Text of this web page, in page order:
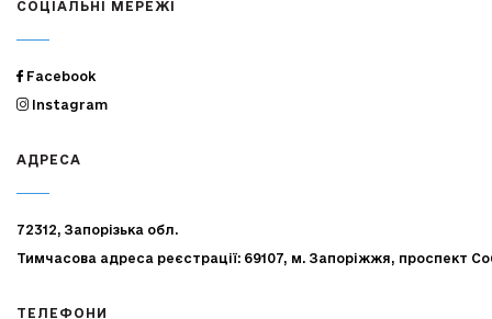
СОЦІАЛЬНІ МЕРЕЖІ
Facebook
Instagram
АДРЕСА
72312, Запорізька обл.
Тимчасова адреса реєстрації: 69107, м. Запоріжжя, проспект
ТЕЛЕФОНИ